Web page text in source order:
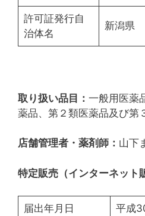
許可証発行自
治体名
新潟県
取り扱い品目： 一般用医薬
薬品、第２類医薬品及び第
店舗管理者・薬剤師： 山下
特定販売（インターネット
届出年月日 平成